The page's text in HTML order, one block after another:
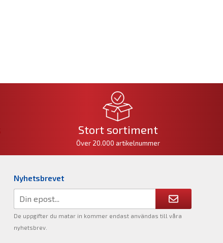
Stort sortiment
Över 20.000 artikelnummer
Nyhetsbrevet
De uppgifter du matar in kommer endast användas till våra
nyhetsbrev.